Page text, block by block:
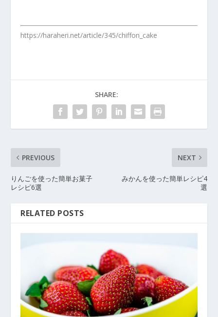
https://haraheri.net/article/345/chiffon_cake
SHARE:
PREVIOUS
りんごを使った簡単お菓子
レシピ6選
NEXT
みかんを使った簡単レシピ4
選
RELATED POSTS